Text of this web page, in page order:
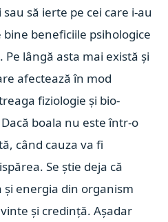
să ierte pe cei care i-au
beneficiile psihologice
lângă asta mai există și
afectează în mod
fiziologie și bio-
Dacă boala nu este într-o
când cauza va fi
Se știe deja că
energia din organism
și credință. Așadar